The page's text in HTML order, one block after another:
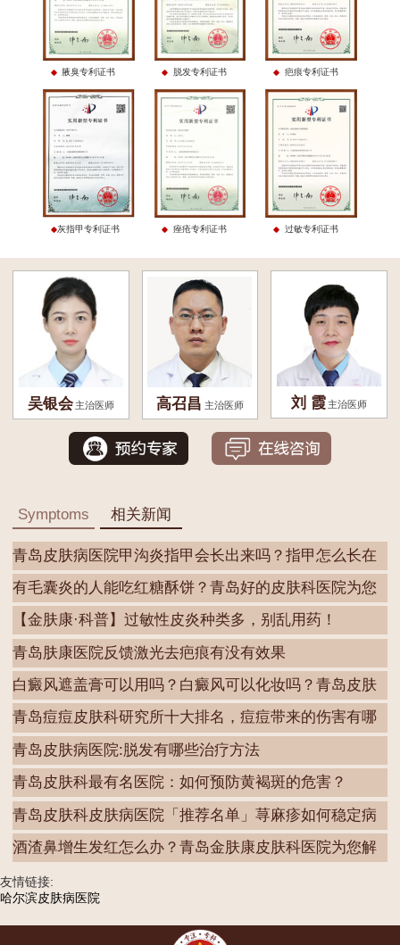
腋臭专利证书 脱发专利证书 疤痕专利证书
灰指甲专利证书 痤疮专利证书 过敏专利证书
吴银会 主治医师 高召昌 主治医师 刘 霞 主治医师
Symptoms 相关新闻
青岛皮肤病医院甲沟炎指甲会长出来吗？指甲怎么长在
肉
有毛囊炎的人能吃红糖酥饼？青岛好的皮肤科医院为您
解
【金肤康·科普】过敏性皮炎种类多，别乱用药！
青岛肤康医院反馈激光去疤痕有没有效果
白癜风遮盖膏可以用吗？白癜风可以化妆吗？青岛皮肤
病
青岛痘痘皮肤科研究所十大排名，痘痘带来的伤害有哪
些
青岛皮肤病医院:脱发有哪些治疗方法
青岛皮肤科最有名医院：如何预防黄褐斑的危害？
青岛皮肤科皮肤病医院「推荐名单」荨麻疹如何稳定病
情
酒渣鼻增生发红怎么办？青岛金肤康皮肤科医院为您解
答
友情链接:
哈尔滨皮肤病医院